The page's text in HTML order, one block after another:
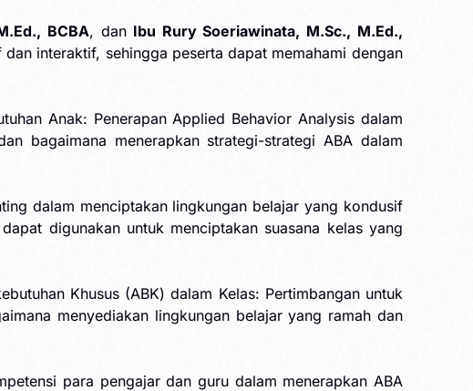
BCBA, dan Ibu Rury Soeriawinata, M.Sc., M.Ed.,
interaktif, sehingga peserta dapat memahami dengan
Anak: Penerapan Applied Behavior Analysis dalam
bagaimana menerapkan strategi-strategi ABA dalam
dalam menciptakan lingkungan belajar yang kondusif
digunakan untuk menciptakan suasana kelas yang
Khusus (ABK) dalam Kelas: Pertimbangan untuk
menyediakan lingkungan belajar yang ramah dan
para pengajar dan guru dalam menerapkan ABA